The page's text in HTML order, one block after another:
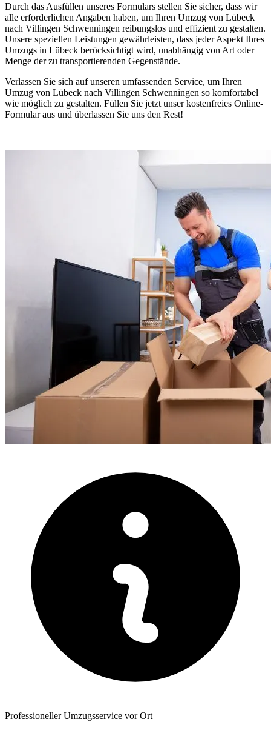
Durch das Ausfüllen unseres Formulars stellen Sie sicher, dass wir
alle erforderlichen Angaben haben, um Ihren Umzug von Lübeck
nach Villingen Schwenningen⁠ reibungslos und effizient zu gestalten.
Unsere speziellen Leistungen gewährleisten, dass jeder Aspekt Ihres
Umzugs in Lübeck berücksichtigt wird, unabhängig von Art oder
Menge der zu transportierenden Gegenstände.
Verlassen Sie sich auf unseren umfassenden Service, um Ihren
Umzug von Lübeck nach Villingen Schwenningen⁠ so komfortabel
wie möglich zu gestalten. Füllen Sie jetzt unser kostenfreies Online-
Formular aus und überlassen Sie uns den Rest!
Professioneller Umzugsservice vor Ort